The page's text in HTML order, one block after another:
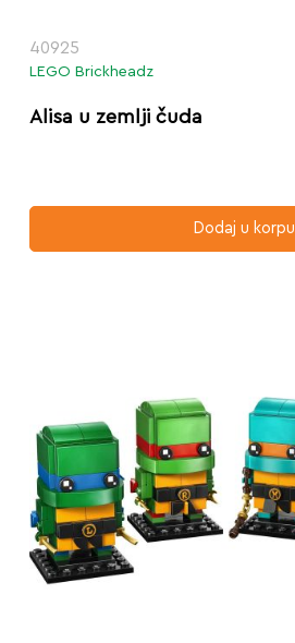
40925
LEGO Brickheadz
Alisa u zemlji čuda
Dodaj u korpu